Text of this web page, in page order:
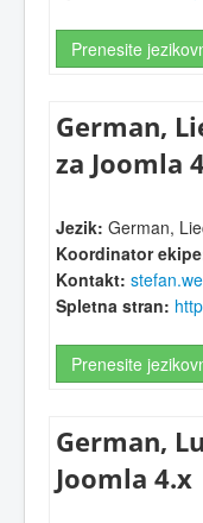
Prenesite
German,
za Joomla
Jezik: German,
Koordinator
Kontakt:
Spletna stran:
Prenesite
German,
Joomla 4.x